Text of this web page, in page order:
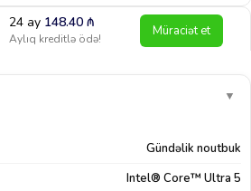
24 ay 148.40₼
Aylıq kreditlə ödə! Müraciət et
▼
Gündəlik noutbuk
Intel® Core™ Ultra 5